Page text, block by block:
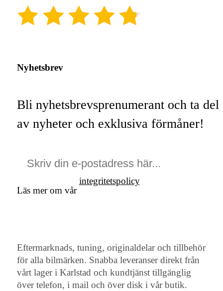
Nyhetsbrev
Bli nyhetsbrevsprenumerant och ta del
av nyheter och exklusiva förmåner!
Läs mer om vår
integritetspolicy
Eftermarknads, tuning, originaldelar och tillbehör
för alla bilmärken. Snabba leveranser direkt från
vårt lager i Karlstad och kundtjänst tillgänglig
över telefon, i mail och över disk i vår butik.